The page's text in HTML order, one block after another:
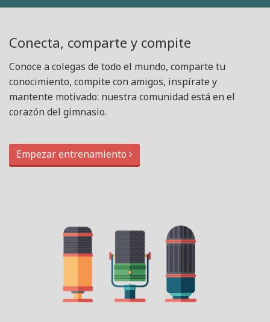
Conecta, comparte y compite
Conoce a colegas de todo el mundo, comparte tu
conocimiento, compite con amigos, inspírate y
mantente motivado: nuestra comunidad está en el
corazón del gimnasio.
Empezar entrenamiento